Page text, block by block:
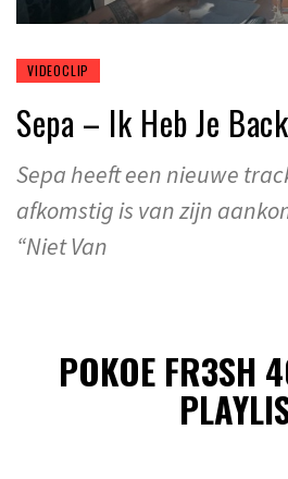
VIDEOCLIP
Sepa – Ik Heb Je Back
Sepa heeft een nieuwe
afkomstig is van zijn
“Niet Van
POKOE FR3SH